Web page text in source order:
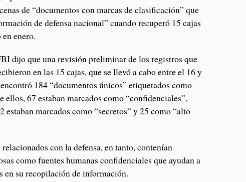
de “documentos con marcas de clasificación” que
de defensa nacional” cuando recuperó 15 cajas
enero.
dijo que una revisión preliminar de los registros que
en las 15 cajas, que se llevó a cabo entre el 16 y
184 “documentos únicos” etiquetados como
ellos, 67 estaban marcados como “confidenciales”,
estaban marcados como “secretos” y 25 como “alto
con la defensa, en tanto, contenían
como fuentes humanas confidenciales que ayudan a
en su recopilación de información.